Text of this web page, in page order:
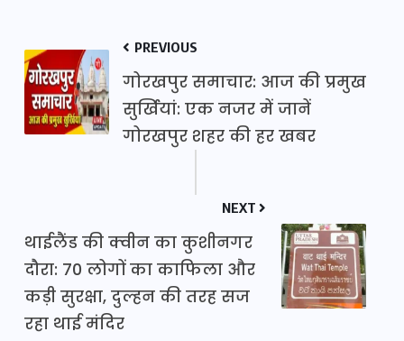
PREVIOUS
गोरखपुर समाचार: आज की प्रमुख
सुर्खियां: एक नजर में जानें
गोरखपुर शहर की हर खबर
NEXT
थाईलैंड की क्वीन का कुशीनगर
दौरा: 70 लोगों का काफिला और
कड़ी सुरक्षा, दुल्हन की तरह सज
रहा थाई मंदिर